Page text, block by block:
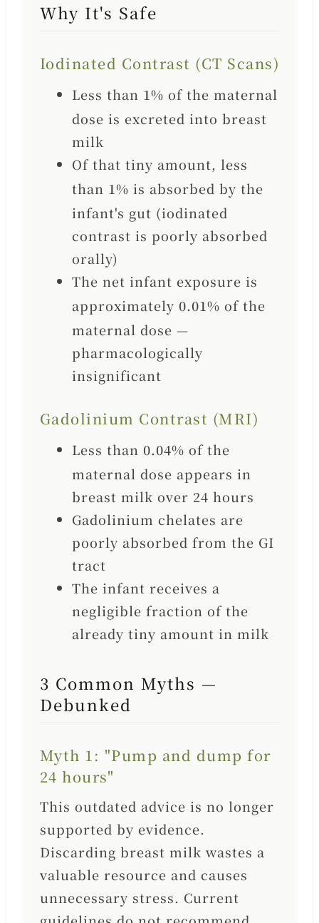
Why It's Safe
Iodinated Contrast (CT Scans)
Less than 1% of the maternal
dose is excreted into breast
milk
Of that tiny amount, less
than 1% is absorbed by the
infant's gut (iodinated
contrast is poorly absorbed
orally)
The net infant exposure is
approximately 0.01% of the
maternal dose —
pharmacologically
insignificant
Gadolinium Contrast (MRI)
Less than 0.04% of the
maternal dose appears in
breast milk over 24 hours
Gadolinium chelates are
poorly absorbed from the GI
tract
The infant receives a
negligible fraction of the
already tiny amount in milk
3 Common Myths —
Debunked
Myth 1: "Pump and dump for
24 hours"
This outdated advice is no longer
supported by evidence.
Discarding breast milk wastes a
valuable resource and causes
unnecessary stress. Current